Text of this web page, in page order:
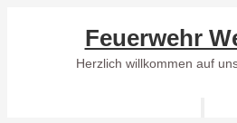
Feuerwehr
Herzlich willkommen auf